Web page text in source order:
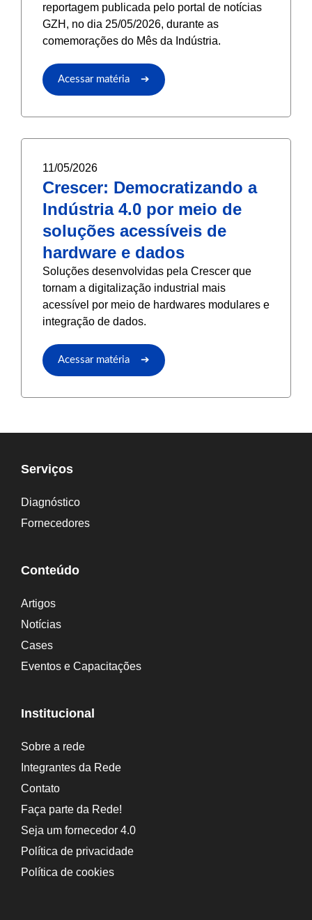
reportagem publicada pelo portal de notícias
GZH, no dia 25/05/2026, durante as
comemorações do Mês da Indústria.
Acessar matéria ➔
11/05/2026
Crescer: Democratizando a
Indústria 4.0 por meio de
soluções acessíveis de
hardware e dados
Soluções desenvolvidas pela Crescer que
tornam a digitalização industrial mais
acessível por meio de hardwares modulares e
integração de dados.
Acessar matéria ➔
Serviços
Diagnóstico
Fornecedores
Conteúdo
Artigos
Notícias
Cases
Eventos e Capacitações
Institucional
Sobre a rede
Integrantes da Rede
Contato
Faça parte da Rede!
Seja um fornecedor 4.0
Política de privacidade
Política de cookies